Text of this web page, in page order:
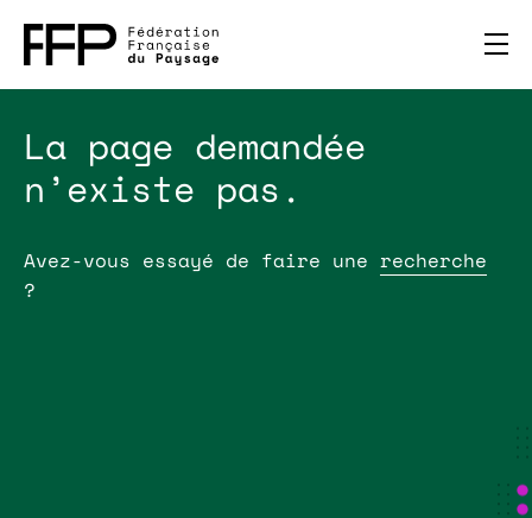
La page demandée
n’existe pas.
Avez-vous essayé de faire une recherche
?